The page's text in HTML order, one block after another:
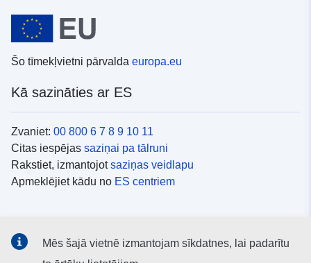
Šo tīmekļvietni pārvalda europa.eu
Kā sazināties ar ES
Zvaniet: 00 800 6 7 8 9 10 11
Citas iespējas saziņai pa tālruni
Rakstiet, izmantojotsaziņas veidlapu
Apmeklējiet kādu no ES centriem
Mēs šajā vietnē izmantojam sīkdatnes, lai padarītu